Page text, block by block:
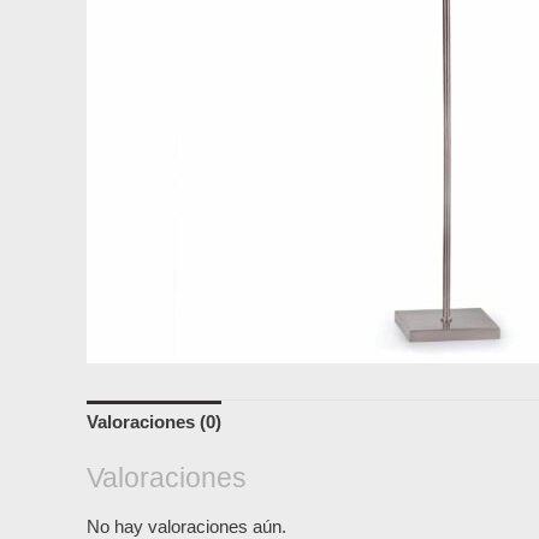
Valoraciones (0)
Valoraciones
No hay valoraciones aún.